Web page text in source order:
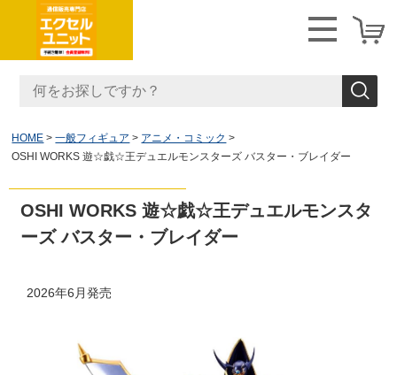
HOME 一般フィギュア
アニメ・コミック
OSHI WORKS 遊☆戯☆王デュエルモンスターズ バスター・ブレイダー
OSHI WORKS 遊☆戯☆王デュエルモンスタ
ーズ バスター・ブレイダー
2026年6月発売